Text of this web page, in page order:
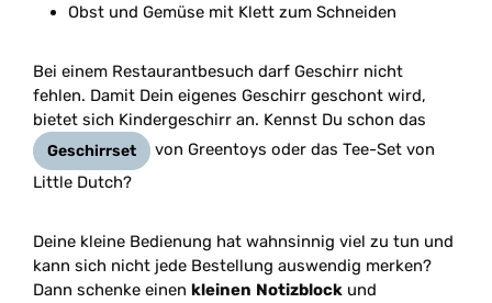
Obst und Gemüse mit Klett zum Schneiden
Bei einem Restaurantbesuch darf Geschirr nicht
fehlen. Damit Dein eigenes Geschirr geschont wird,
bietet sich Kindergeschirr an. Kennst Du schon das
Geschirrset
von Greentoys oder das Tee-Set von
Little Dutch?
Deine kleine Bedienung hat wahnsinnig viel zu tun und
kann sich nicht jede Bestellung auswendig merken?
Dann schenke einen kleinen Notizblock und